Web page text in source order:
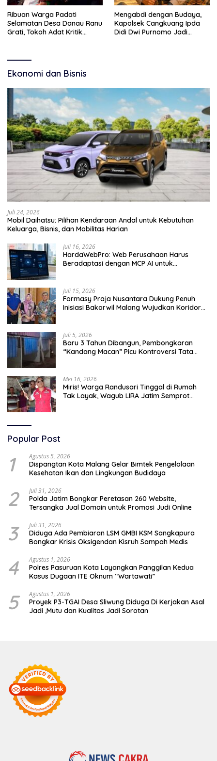
Ribuan Warga Padati
Selamatan Desa Danau Ranu
Grati, Tokoh Adat Kritik
Mengabdi dengan Budaya,
Kapolsek Cangkuang Ipda
Didi Dwi Purnomo Jadi
Ekonomi dan Bisnis
Juli 24, 2026
Mobil Daihatsu: Pilihan Kendaraan Andal untuk Kebutuhan
Keluarga, Bisnis, dan Mobilitas Harian
Juli 16, 2026
HardaWebPro: Web Perusahaan Harus
Beradaptasi dengan MCP AI untuk
Juli 15, 2026
Formasy Praja Nusantara Dukung Penuh
Inisiasi Bakorwil Malang Wujudkan Koridor
Juli 5, 2026
Baru 3 Tahun Dibangun, Pembongkaran
“Kandang Macan” Picu Kontroversi Tata
Mei 16, 2026
Miris! Warga Randusari Tinggal di Rumah
Tak Layak, Wagub LIRA Jatim Semprot
Popular Post
1 Agustus 5, 2026
Dispangtan Kota Malang Gelar Bimtek Pengelolaan
Kesehatan Ikan dan Lingkungan Budidaya
2 Juli 31, 2026
Polda Jatim Bongkar Peretasan 260 Website,
Tersangka Jual Domain untuk Promosi Judi Online
3 Juli 31, 2026
Diduga Ada Pembiaran LSM GMBI KSM Sangkapura
Bongkar Krisis Oksigendan Kisruh Sampah Medis
4 Agustus 1, 2026
Polres Pasuruan Kota Layangkan Panggilan Kedua
Kasus Dugaan ITE Oknum “Wartawati”
5 Agustus 1, 2026
Proyek P3-TGAI Desa Sliwung Diduga Di Kerjakan Asal
Jadi ,Mutu dan Kualitas Jadi Sorotan